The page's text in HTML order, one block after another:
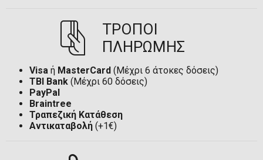
ΤΡΟΠΟΙ
ΠΛΗΡΩΜΗΣ
Visa ή MasterCard (Μέχρι 6 άτοκες δόσεις)
TBI Bank (Μέχρι 60 δόσεις)
PayPal
Braintree
Τραπεζική Κατάθεση
Αντικαταβολή (+1€)